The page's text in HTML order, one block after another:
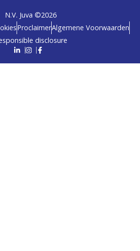
N.V. Juva ©2026
ProclaimerAlgemene Voorwaarden
disclosure